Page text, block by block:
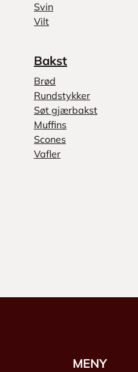
Svin
Vilt
Bakst
Brød
Rundstykker
Søt gjærbakst
Muffins
Scones
Vafler
MENY